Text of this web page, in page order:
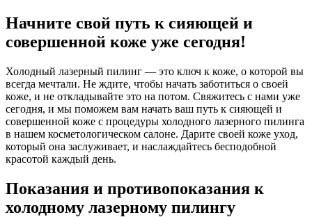
Начните свой путь к сияющей и
совершенной коже уже сегодня!
Холодный лазерный пилинг — это ключ к коже, о которой вы
всегда мечтали. Не ждите, чтобы начать заботиться о своей
коже, и не откладывайте это на потом. Свяжитесь с нами уже
сегодня, и мы поможем вам начать ваш путь к сияющей и
совершенной коже с процедуры холодного лазерного пилинга
в нашем косметологическом салоне. Дарите своей коже уход,
который она заслуживает, и наслаждайтесь бесподобной
красотой каждый день.
Показания и противопоказания к
холодному лазерному пилингу